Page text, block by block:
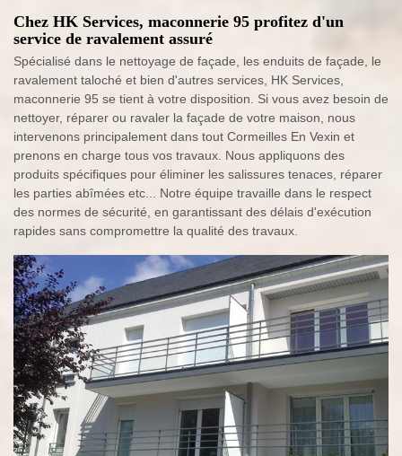
Chez HK Services, maconnerie 95 profitez d'un
service de ravalement assuré
Spécialisé dans le nettoyage de façade, les enduits de façade, le
ravalement taloché et bien d'autres services, HK Services,
maconnerie 95 se tient à votre disposition. Si vous avez besoin de
nettoyer, réparer ou ravaler la façade de votre maison, nous
intervenons principalement dans tout Cormeilles En Vexin et
prenons en charge tous vos travaux. Nous appliquons des
produits spécifiques pour éliminer les salissures tenaces, réparer
les parties abîmées etc... Notre équipe travaille dans le respect
des normes de sécurité, en garantissant des délais d'exécution
rapides sans compromettre la qualité des travaux.